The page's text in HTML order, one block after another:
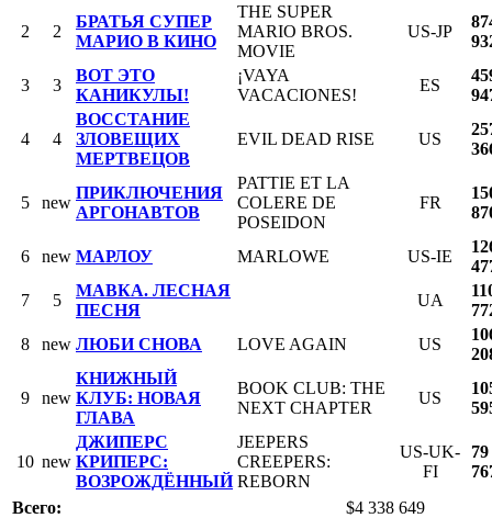
2 2
БРАТЬЯ СУПЕР
МАРИО В КИНО
THE SUPER
MARIO BROS.
MOVIE
US-JP
3 3
ВОТ ЭТО
КАНИКУЛЫ!
¡VAYA
VACACIONES!
ES
4 4
ВОССТАНИЕ
ЗЛОВЕЩИХ
МЕРТВЕЦОВ
EVIL DEAD RISE US
5 new
ПРИКЛЮЧЕНИЯ
АРГОНАВТОВ
PATTIE ET LA
COLERE DE
POSEIDON
FR
6 new МАРЛОУ MARLOWE US-IE
7
5
МАВКА. ЛЕСНАЯ
ПЕСНЯ
UA
8
new ЛЮБИ СНОВА LOVE AGAIN US
9 new
КНИЖНЫЙ
КЛУБ: НОВАЯ
ГЛАВА
BOOK CLUB: THE
NEXT CHAPTER
US
10 new
ДЖИПЕРС
КРИПЕРС:
ВОЗРОЖДЁННЫЙ
JEEPERS
CREEPERS:
REBORN
US-UK-
FI
79
Всего:
$4 338 649